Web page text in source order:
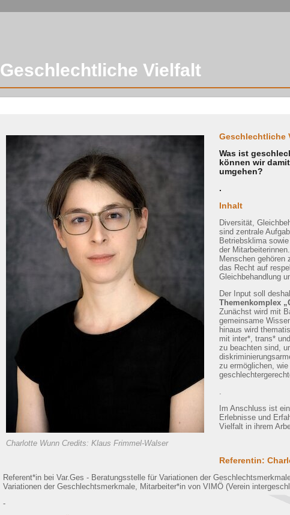
Charlotte Wunn Credits: Klaus Frimmel-Walser
Geschlechtliche Vielfalt
Geschlechtliche
Was ist
können wir
umgehen?
.
Inhalt
Diversität,
sind zentrale
Betriebsklima
der
Menschen gehören
das Recht auf
Gleichbehandlung
Der Input soll
Themenkomplex
Zunächst wird mit
gemeinsame
hinaus wird
mit inter*, trans*
zu beachten sind,
zu ermöglichen,
.
Im Anschluss ist
Erlebnisse und
Vielfalt in ihrem
Referentin:
Referent*in bei Var.Ges - Beratungsstelle für Variationen der
Variationen der Geschlechtsmerkmale, Mitarbeiter*in von VIMÖ (Verein
-